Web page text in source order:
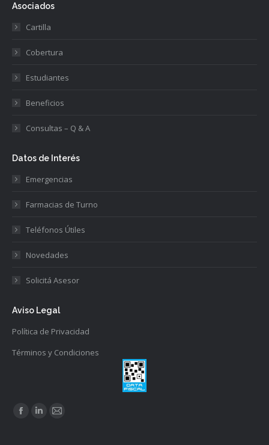
Asociados
Cartilla
Cobertura
Estudiantes
Beneficios
Consultas – Q & A
Datos de Interés
Emergencias
Farmacias de Turno
Teléfonos Útiles
Novedades
Solicitá Asesor
Aviso Legal
Política de Privacidad
Términos y Condiciones
Find us on:
Facebook
Linkedin
Mail